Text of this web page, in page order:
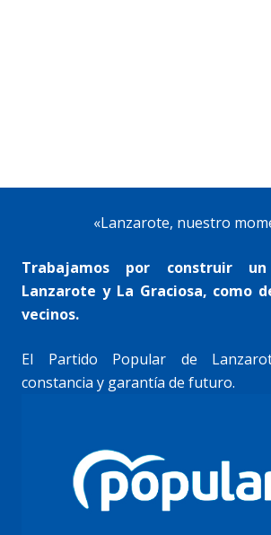
«Lanzarote, nuestro
Trabajamos por construir
Lanzarote y La Graciosa, como
vecinos.
El Partido Popular de
constancia y garantía de futuro.